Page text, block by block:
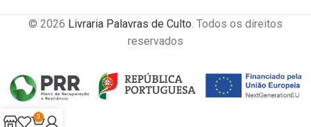
© 2026 Livraria Palavras de Culto. Todos os direitos
reservados
0